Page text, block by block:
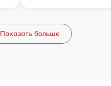
Показать больше